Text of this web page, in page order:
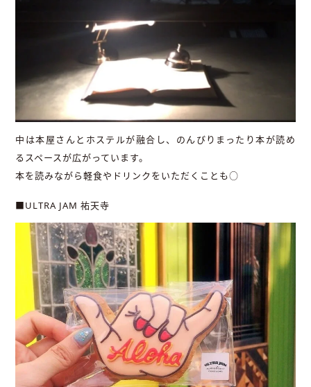
中は本屋さんとホステルが融合し、のんびりまったり本が読め
るスペースが広がっています。
本を読みながら軽食やドリンクをいただくことも○
■ULTRA JAM 祐天寺